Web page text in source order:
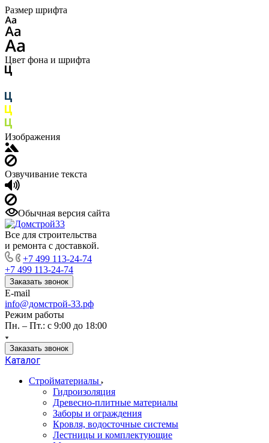
Размер шрифта
Цвет фона и шрифта
Изображения
Озвучивание текста
Обычная версия сайта
Все для строительства
и ремонта с доставкой.
+7 499 113-24-74
+7 499 113-24-74
Заказать звонок
E-mail
info@домстрой-33.рф
Режим работы
Пн. – Пт.: с 9:00 до 18:00
Заказать звонок
Каталог
Стройматериалы
Гидроизоляция
Древесно-плитные материалы
Заборы и ограждения
Кровля, водосточные системы
Лестницы и комплектующие